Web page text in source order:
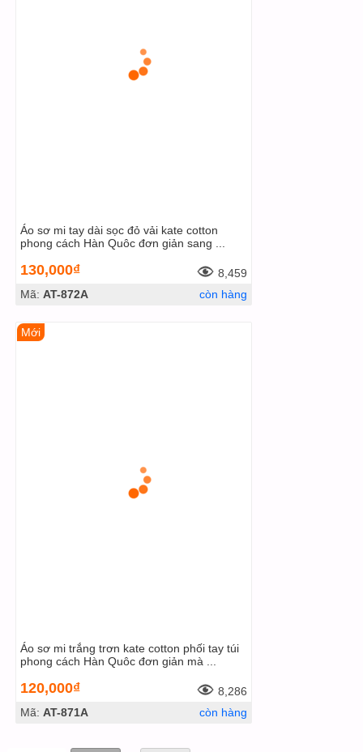
Áo sơ mi tay dài sọc đỏ vải kate cotton
phong cách Hàn Quôc đơn giản sang ...
130,000₫
8,459
Mã: AT-872A còn hàng
Mới
Áo sơ mi trắng trơn kate cotton phối tay túi
phong cách Hàn Quôc đơn giản mà ...
120,000₫
8,286
Mã: AT-871A còn hàng